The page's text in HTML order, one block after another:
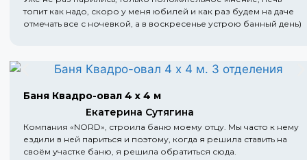
топит как надо, скоро у меня юбилей и как раз будем на даче
отмечать все с ночевкой, а в воскресенье устрою банный день)
Баня Квадро-овал 4 х 4 м
Екатерина Сутягина
Компания «NORD», строила баню моему отцу. Мы часто к нему
ездили в ней париться и поэтому, когда я решила ставить на
своём участке баню, я решила обратиться сюда.